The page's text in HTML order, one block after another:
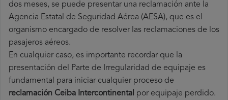
dos meses, se puede presentar una reclamación ante la
Agencia Estatal de Seguridad Aérea (AESA), que es el
organismo encargado de resolver las reclamaciones de los
pasajeros aéreos.
En cualquier caso, es importante recordar que la
presentación del Parte de Irregularidad de equipaje es
fundamental para iniciar cualquier proceso de
reclamación Ceiba Intercontinental por equipaje perdido.